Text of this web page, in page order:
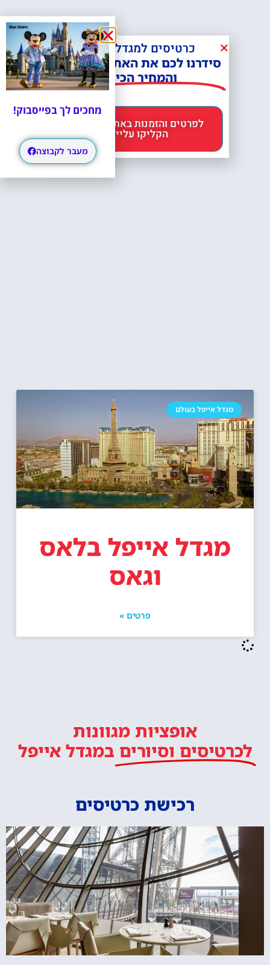
מגדל אייפל בעולם
מגדל אייפל בלאס
וגאס
פרטים »
אופציות מגוונות
לכרטיסים וסיורים במגדל אייפל
רכישת כרטיסים
כרטיסים למגדל אייפל?
סידרנו לכם את האתר הכי אמין -
והמחיר הכי זול!
הקליקו עליי 😊
מחכים לך בפייסבוק!
מעבר לקבוצה